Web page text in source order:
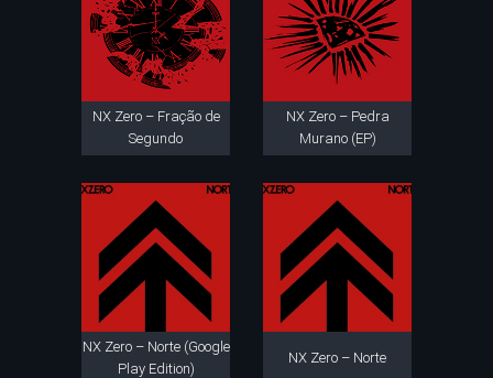
NX Zero – Fração de
Segundo
NX Zero – Pedra
Murano (EP)
NX Zero – Norte (Google
Play Edition)
NX Zero – Norte